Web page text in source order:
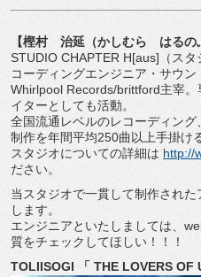
【樫村 治延（かしむら はるの
STUDIO CHAPTER H[aus]（ス
コーディングエンジニア・サウン
Whirlpool Records/brittford主宰
イターとしても活動。
全国流通レベルのレコーディン
制作を年間平均250曲以上手掛ける
スタジオについての詳細は http://
ださい。
当スタジオで一貫して制作され
します。
エンジニアといたしましては、
質をチェックしてほしい！！！
TOLIISOGI 「 THE LOVERS OF